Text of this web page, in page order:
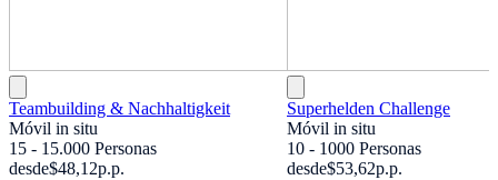
Teambuilding & Nachhaltigkeit
Móvil in situ
15 - 15.000 Personas
desde$48,12p.p.
Superhelden Challenge
Móvil in situ
10 - 1000 Personas
desde$53,62p.p.